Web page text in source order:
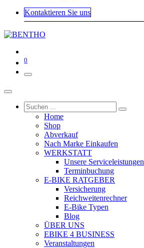
Kontaktieren Sie uns
0
Home
Shop
Abverkauf
Nach Marke Einkaufen
WERKSTATT
Unsere Serviceleistungen
Terminbuchung
E-BIKE RATGEBER
Versicherung
Reichweitenrechner
E-Bike Typen
Blog
ÜBER UNS
EBIKE 4 BUSINESS
Veranstaltungen